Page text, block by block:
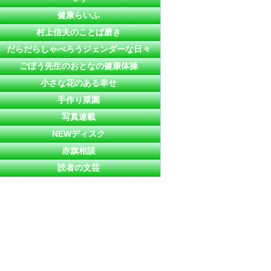
健康らいふ
村上信夫のことば磨き
だらだらしゃべろうジェンダーな日々
ごぼう先生のおとなの健康体操
小さな花のある幸せ
手作り菜園
写真連載
NEWディスク
赤旗相談
読者の文芸